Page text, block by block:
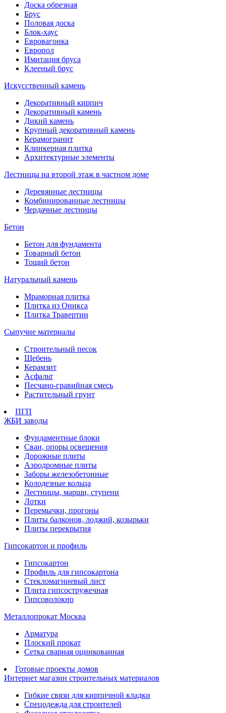
Доска обрезная
Брус
Половая доска
Блок-хаус
Евровагонка
Европол
Имитация бруса
Клееный брус
Искусственный камень
Декоративный кирпич
Декоративный камень
Дикий камень
Крупный декоративный камень
Керамогранит
Клинкерная плитка
Архитектурные элементы
Лестницы на второй этаж в частном доме
Деревянные лестницы
Комбинированные лестницы
Чердачные лестницы
Бетон
Бетон для фундамента
Товарный бетон
Тощий бетон
Натуральный камень
Мраморная плитка
Плитка из Оникса
Плитка Травертин
Сыпучие материалы
Строительный песок
Щебень
Керамзит
Асфальт
Песчано-гравийная смесь
Растительный грунт
ПГП
ЖБИ заводы
Фундаментные блоки
Сваи, опоры освещения
Дорожные плиты
Аэродромные плиты
Заборы железобетонные
Колодезные кольца
Лестницы, марши, ступени
Лотки
Перемычки, прогоны
Плиты балконов, лоджий, козырьки
Плиты перекрытия
Гипсокартон и профиль
Гипсокартон
Профиль для гипсокартона
Стекломагниевый лист
Плита гипсостружечная
Гипсоволокно
Металлопрокат Москва
Арматура
Плоский прокат
Сетка сварная оцинкованная
Готовые проекты домов
Интернет магазин строительных материалов
Гибкие связи для кирпичной кладки
Спецодежда для строителей